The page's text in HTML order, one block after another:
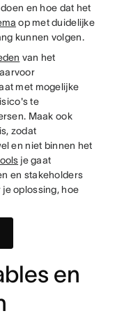
en hoe dat het
op met duidelijke
kunnen volgen.
van het
met mogelijke
te
Maak ook
is, zodat
en niet binnen het
je gaat
en stakeholders
oplossing, hoe
en